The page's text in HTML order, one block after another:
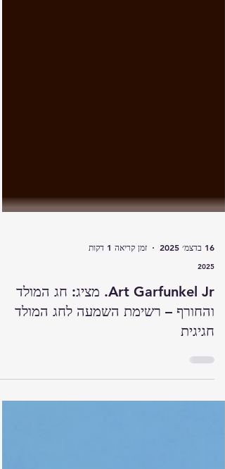
16 בדצמ׳ 2025
2025
Art Garfunkel Jr. מציג: חג המולד
והחורף – רשימת השמעה לחג המולד
חגיגית